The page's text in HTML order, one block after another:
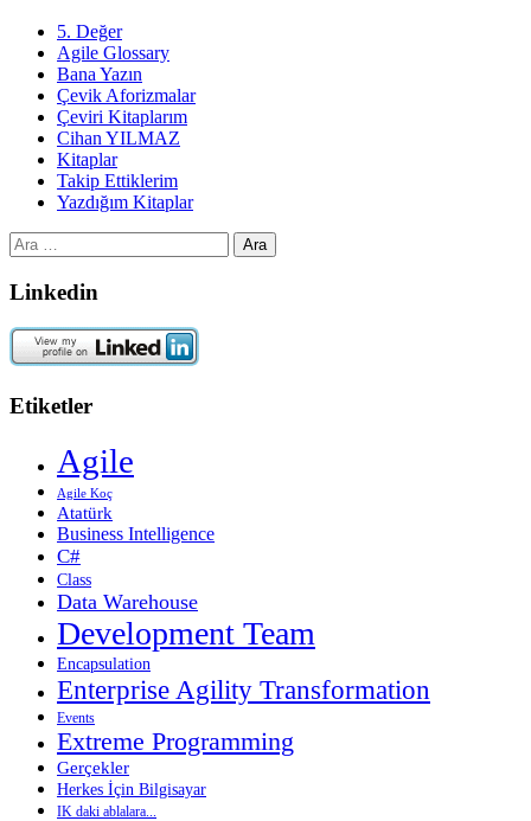
5. Değer
Agile Glossary
Bana Yazın
Çevik Aforizmalar
Çeviri Kitaplarım
Cihan YILMAZ
Kitaplar
Takip Ettiklerim
Yazdığım Kitaplar
Arama:
Linkedin
Etiketler
Agile
Agile Koç
Atatürk
Business Intelligence
C#
Class
Data Warehouse
Development Team
Encapsulation
Enterprise Agility Transformation
Events
Extreme Programming
Gerçekler
Herkes İçin Bilgisayar
IK daki ablalara...